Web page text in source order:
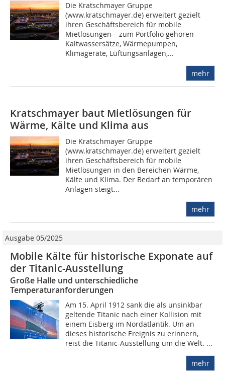
Die Kratschmayer Gruppe
(www.kratschmayer.de) erweitert gezielt
ihren Geschäftsbereich für mobile
Mietlösungen – zum Portfolio gehören
Kaltwassersätze, Wärmepumpen,
Klimageräte, Lüftungsanlagen,...
mehr
Kratschmayer baut Mietlösungen für
Wärme, Kälte und Klima aus
Die Kratschmayer Gruppe
(www.kratschmayer.de) erweitert gezielt
ihren Geschäftsbereich für mobile
Mietlösungen in den Bereichen Wärme,
Kälte und Klima. Der Bedarf an temporären
Anlagen steigt...
mehr
Ausgabe 05/2025
Mobile Kälte für historische Exponate auf
der Titanic-Ausstellung
Große Halle und unterschiedliche
Temperaturanforderungen
Am 15. April 1912 sank die als unsinkbar
geltende Titanic nach einer Kollision mit
einem Eisberg im Nordatlantik. Um an
dieses historische Ereignis zu erinnern,
reist die Titanic-Ausstellung um die Welt. ...
mehr